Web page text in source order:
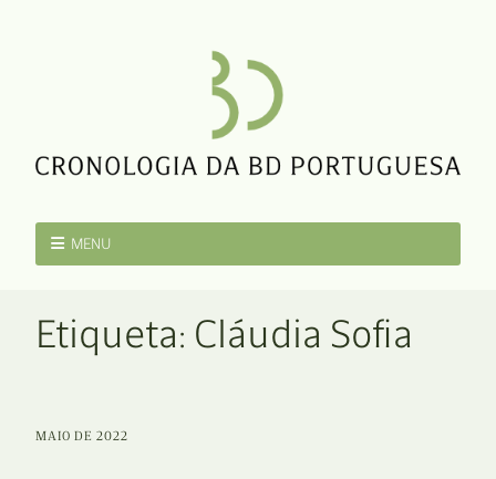
MENU
Etiqueta: Cláudia Sofia
MAIO DE 2022